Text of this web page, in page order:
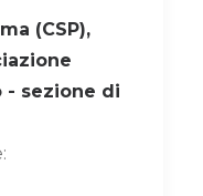
(CSP),
- sezione di